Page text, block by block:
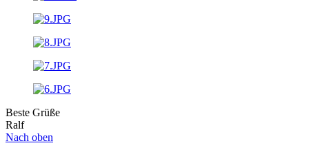
Beste Grüße
Ralf
Nach oben